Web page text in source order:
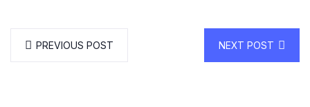
PREVIOUS POST NEXT POST